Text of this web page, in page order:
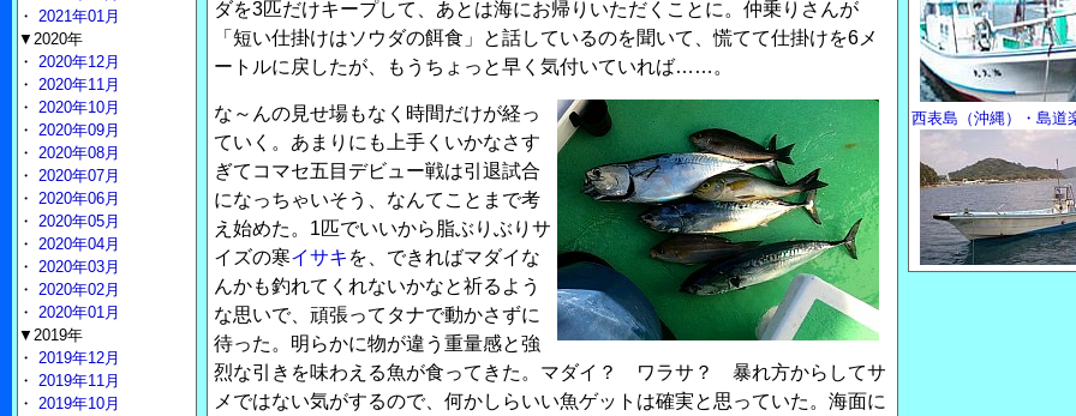
ダを3匹だけキープして、あとは海にお帰りいただくことに。仲乗りさんが
「短い仕掛けはソウダの餌食」と話しているのを聞いて、慌てて仕掛けを6メ
ートルに戻したが、もうちょっと早く気付いていれば……。
な～んの見せ場もなく時間だけが経っ
ていく。あまりにも上手くいかなさす
ぎてコマセ五目デビュー戦は引退試合
になっちゃいそう、なんてことまで考
え始めた。1匹でいいから脂ぶりぶりサ
イズの寒イサキ を、できればマダイな
んかも釣れてくれないかなと祈るよう
な思いで、頑張ってタナで動かさずに
待った。明らかに物が違う重量感と強
烈な引きを味わえる魚が食ってきた。マダイ？ ワラサ？ 暴れ方からしてサ
メではない気がするので、何かしらいい魚ゲットは確実と思っていた。海面に
・ 2021年01月
▼2020年
・ 2020年12月
・ 2020年11月
・ 2020年10月
・ 2020年09月
・ 2020年08月
・ 2020年07月
・ 2020年06月
・ 2020年05月
・ 2020年04月
・ 2020年03月
・ 2020年02月
・ 2020年01月
▼2019年
・ 2019年12月
・ 2019年11月
・ 2019年10月
西表島（沖縄）・島道